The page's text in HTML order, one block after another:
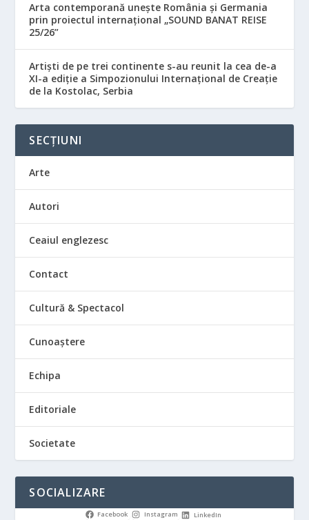
Arta contemporană unește România și Germania
prin proiectul internațional „SOUND BANAT REISE
25/26”
Artiști de pe trei continente s-au reunit la cea de-a
XI-a ediție a Simpozionului Internațional de Creație
de la Kostolac, Serbia
SECȚIUNI
Arte
Autori
Ceaiul englezesc
Contact
Cultură & Spectacol
Cunoaștere
Echipa
Editoriale
Societate
SOCIALIZARE
Facebook Instagram LinkedIn